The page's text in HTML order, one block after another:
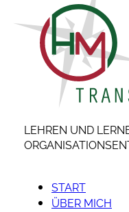
LEHREN UND
START
ÜBER MICH